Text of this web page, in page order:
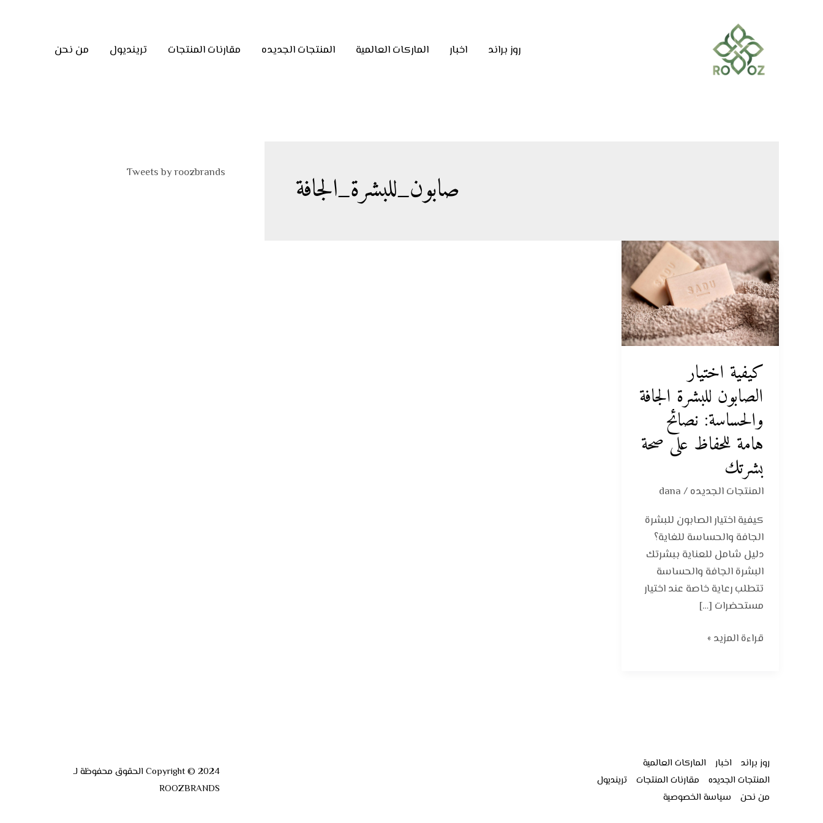
روز براند اخبار الماركات العالمية المنتجات الجديده مقارنات المنتجات ترينديول من نحن
صابون_للبشرة_الجافة
كيفية اختيار
الصابون للبشرة الجافة
والحساسة: نصائح
هامة للحفاظ على صحة
بشرتك
المنتجات الجديده/
dana
كيفية اختيار الصابون للبشرة
الجافة والحساسة للغاية؟
دليل شامل للعناية ببشرتك
البشرة الجافة والحساسة
تتطلب رعاية خاصة عند اختيار
مستحضرات […]
كيفية
اختيار
الصابون
للبشرة
الجافة
والحساسة:
نصائح
هامة
للحفاظ
على
صحة
بشرتك
قراءة المزيد »
Tweets by roozbrands
روز براند اخبار
الماركات العالمية
المنتجات الجديده
مقارنات المنتجات
ترينديول
من نحن
سياسة الخصوصية
Copyright © 2024 الحقوق محفوظة لـ
ROOZBRANDS